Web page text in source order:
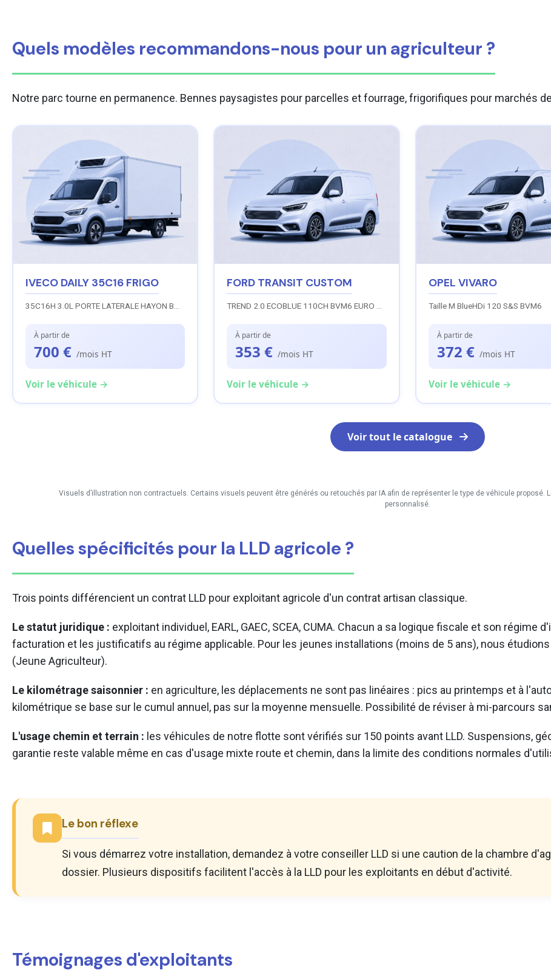
Quels modèles recommandons-nous pour un agriculteur ?
Notre parc tourne en permanence. Bennes paysagistes pour parcelles et fourrage, frigorifiques pour marchés
IVECO DAILY 35C16 FRIGO
35C16H 3.0L PORTE LATERALE HAYON BOITE AUTO
À partir de
700 € /mois HT
Voir le véhicule →
FORD TRANSIT CUSTOM
TREND 2.0 ECOBLUE 110CH BVM6 EURO 6.3 TRACTION
À partir de
353 € /mois HT
Voir le véhicule →
OPEL VIVARO
Taille M BlueHDi 120 S&S BVM6
À partir de
372 € /mois HT
Voir le véhicule →
Voir tout le catalogue
Visuels d’illustration non contractuels. Certains visuels peuvent être générés ou retouchés par IA afin de représenter le type de véhicule
personnalisé.
Quelles spécificités pour la LLD agricole ?
Trois points différencient un contrat LLD pour exploitant agricole d'un contrat artisan classique.
Le statut juridique : exploitant individuel, EARL, GAEC, SCEA, CUMA. Chacun a sa logique fiscale et son régime
facturation et les justificatifs au régime applicable. Pour les jeunes installations (moins de 5 ans), nous
(Jeune Agriculteur).
Le kilométrage saisonnier : en agriculture, les déplacements ne sont pas linéaires : pics au printemps et à
kilométrique se base sur le cumul annuel, pas sur la moyenne mensuelle. Possibilité de réviser à mi-parcours
L'usage chemin et terrain : les véhicules de notre flotte sont vérifiés sur 150 points avant LLD. Suspensions,
garantie reste valable même en cas d'usage mixte route et chemin, dans la limite des conditions normales
Le bon réflexe
Si vous démarrez votre installation, demandez à votre conseiller LLD si une caution de la chambre
dossier. Plusieurs dispositifs facilitent l'accès à la LLD pour les exploitants en début d'activité.
Témoignages d'exploitants